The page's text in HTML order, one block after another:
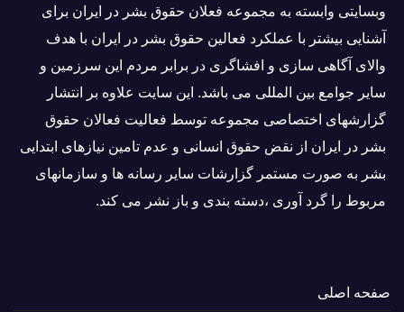
وبسايتى وابسته به مجموعه فعلان حقوق بشر در ایران برای
آشنایی بيشتر با عملکرد فعالین حقوق بشر در ایران با هدف
والاى آگاهى سازی و افشاگرى در برابر مردم این سرزمین و
ساير جوامع بین المللى می باشد. این سایت علاوه بر انتشار
گزارشهای اختصاصی مجموعه توسط فعاليت فعالان حقوق
بشر در ایران از نقض حقوق انسانی و عدم تامین نیازهای ابتدایی
بشر به صورت مستمر گزارشات سایر رسانه ها و سازمانهای
مربوط را گرد آوری ،دسته بندی و باز نشر می كند.
صفحه اصلی